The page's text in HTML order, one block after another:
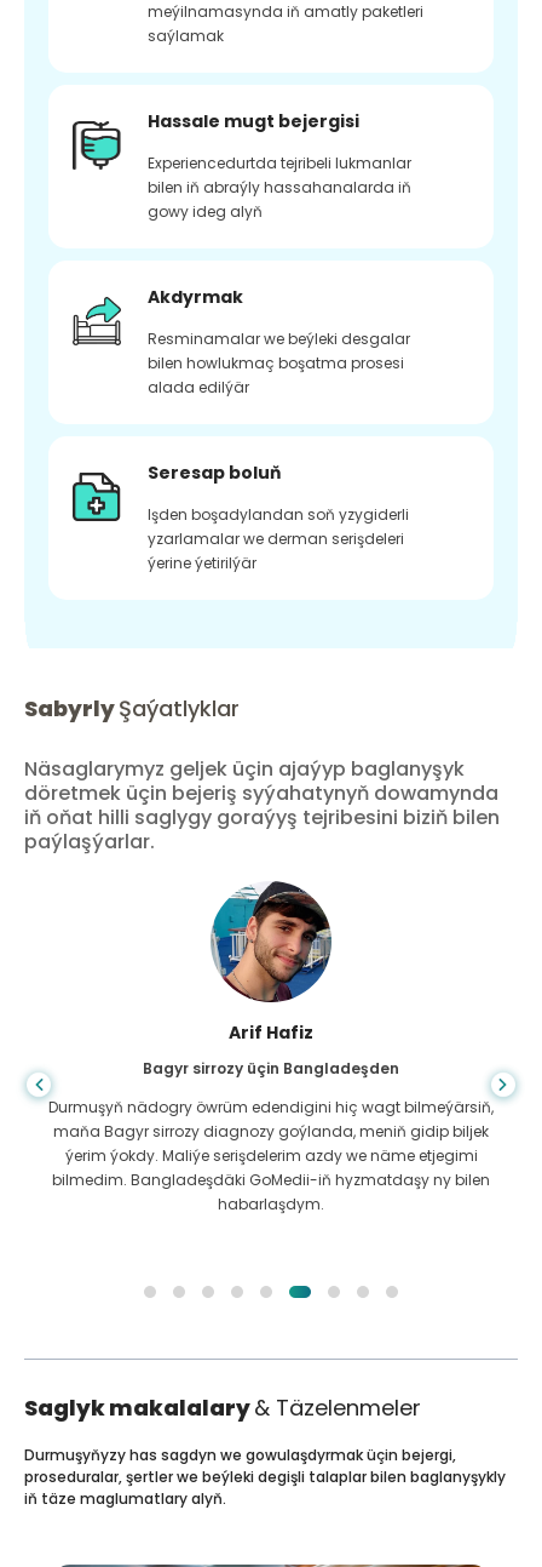
meýilnamasynda iň amatly paketleri
saýlamak
Hassale mugt bejergisi
Experiencedurtda tejribeli lukmanlar
bilen iň abraýly hassahanalarda iň
gowy ideg alyň
Akdyrmak
Resminamalar we beýleki desgalar
bilen howlukmaç boşatma prosesi
alada edilýär
Seresap boluň
Işden boşadylandan soň yzygiderli
yzarlamalar we derman serişdeleri
ýerine ýetirilýär
SabyrlyŞaýatlyklar
Näsaglarymyz geljek üçin ajaýyp baglanyşyk
döretmek üçin bejeriş syýahatynyň dowamynda
iň oňat hilli saglygy goraýyş tejribesini biziň bilen
paýlaşýarlar.
Arif Hafiz
Bagyr sirrozy üçin Bangladeşden
Durmuşyň nädogry öwrüm edendigini hiç wagt bilmeýärsiň,
maňa Bagyr sirrozy diagnozy goýlanda, meniň gidip biljek
ýerim ýokdy. Maliýe serişdelerim azdy we näme etjegimi
bilmedim. Bangladeşdäki GoMedii-iň hyzmatdaşy ny bilen
habarlaşdym.
Saglyk makalalary& Täzelenmeler
Durmuşyňyzy has sagdyn we gowulaşdyrmak üçin bejergi,
proseduralar, şertler we beýleki degişli talaplar bilen baglanyşykly
iň täze maglumatlary alyň.